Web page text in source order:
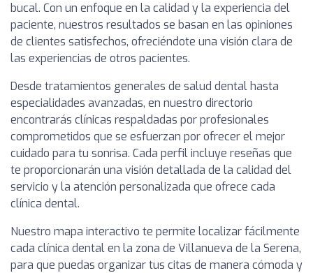
bucal. Con un enfoque en la calidad y la experiencia del
paciente, nuestros resultados se basan en las opiniones
de clientes satisfechos, ofreciéndote una visión clara de
las experiencias de otros pacientes.
Desde tratamientos generales de salud dental hasta
especialidades avanzadas, en nuestro directorio
encontrarás clínicas respaldadas por profesionales
comprometidos que se esfuerzan por ofrecer el mejor
cuidado para tu sonrisa. Cada perfil incluye reseñas que
te proporcionarán una visión detallada de la calidad del
servicio y la atención personalizada que ofrece cada
clínica dental.
Nuestro mapa interactivo te permite localizar fácilmente
cada clínica dental en la zona de Villanueva de la Serena,
para que puedas organizar tus citas de manera cómoda y